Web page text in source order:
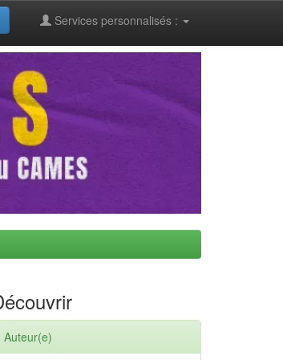
Services personnalisés :
Auteur(e)